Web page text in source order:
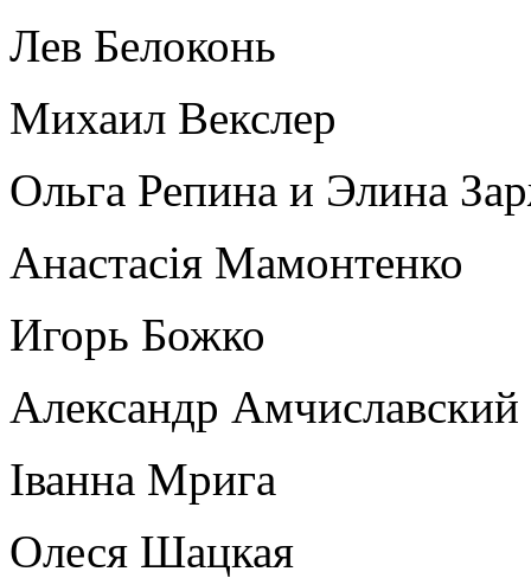
Лев Белоконь
Михаил Векслер
Ольга Репина и Элина
Анастасія Мамонтенко
Игорь Божко
Александр Амчиславский
Іванна Мрига
Олеся Шацкая